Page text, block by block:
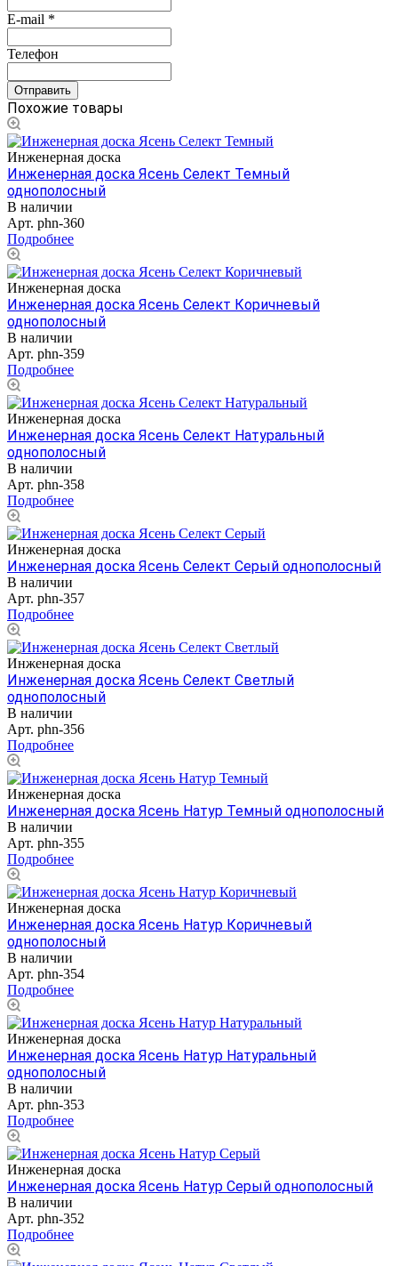
E-mail *
Телефон
Похожие товары
Инженерная доска
Инженерная доска Ясень Селект Темный
однополосный
В наличии
Арт. phn-360
Подробнее
Инженерная доска
Инженерная доска Ясень Селект Коричневый
однополосный
В наличии
Арт. phn-359
Подробнее
Инженерная доска
Инженерная доска Ясень Селект Натуральный
однополосный
В наличии
Арт. phn-358
Подробнее
Инженерная доска
Инженерная доска Ясень Селект Серый однополосный
В наличии
Арт. phn-357
Подробнее
Инженерная доска
Инженерная доска Ясень Селект Светлый
однополосный
В наличии
Арт. phn-356
Подробнее
Инженерная доска
Инженерная доска Ясень Натур Темный однополосный
В наличии
Арт. phn-355
Подробнее
Инженерная доска
Инженерная доска Ясень Натур Коричневый
однополосный
В наличии
Арт. phn-354
Подробнее
Инженерная доска
Инженерная доска Ясень Натур Натуральный
однополосный
В наличии
Арт. phn-353
Подробнее
Инженерная доска
Инженерная доска Ясень Натур Серый однополосный
В наличии
Арт. phn-352
Подробнее